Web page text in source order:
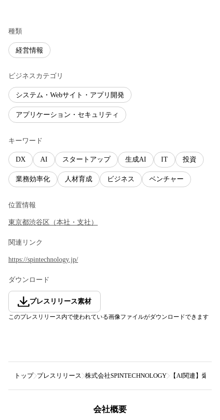
種類
経営情報
ビジネスカテゴリ
システム・Webサイト・アプリ開発
アプリケーション・セキュリティ
キーワード
DX AI スタートアップ 生成AI IT 投資
業務効率化 人材育成 ビジネス ベンチャー
位置情報
東京都渋谷区 （本社・支社 ）
関連リンク
https://spintechnology.jp/
ダウンロード
プレスリリース素材
このプレスリリース内で使われている画像ファイルがダウンロードできます
トップ プレスリリース 株式会社SPINTECHNOLOGY 【AI関連】爆発
会社概要